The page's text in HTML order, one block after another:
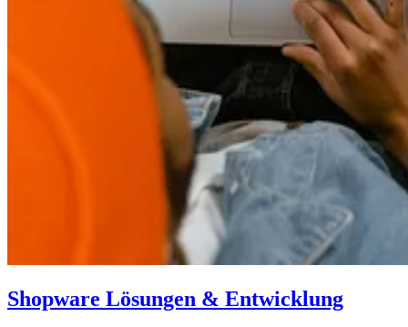
Shopware Lösungen & Entwicklung